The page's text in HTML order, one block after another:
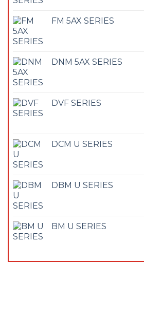
FM 5AX SERIES
DNM 5AX SERIES
DVF SERIES
DCM U SERIES
DBM U SERIES
BM U SERIES